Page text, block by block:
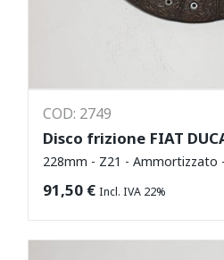
COD: 2749
Disco frizione FIAT
228mm - Z21 - Ammortizzato
91,50 € Incl. IVA 22%